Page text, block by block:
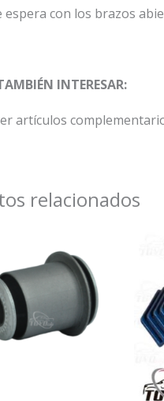
con los brazos
INTERESAR:
artículos
relacionados